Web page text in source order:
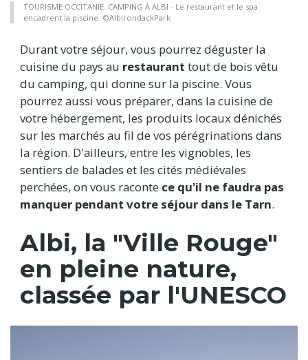
TOURISME OCCITANIE: CAMPING À ALBI - Le restaurant et le spa
encadrent la piscine. ©AlbirondackPark
Durant votre séjour, vous pourrez déguster la
cuisine du pays au restaurant tout de bois vêtu
du camping, qui donne sur la piscine. Vous
pourrez aussi vous préparer, dans la cuisine de
votre hébergement, les produits locaux dénichés
sur les marchés au fil de vos pérégrinations dans
la région. D'ailleurs, entre les vignobles, les
sentiers de balades et les cités médiévales
perchées, on vous raconte ce qu'il ne faudra pas
manquer pendant votre séjour dans le Tarn.
Albi, la "Ville Rouge"
en pleine nature,
classée par l'UNESCO